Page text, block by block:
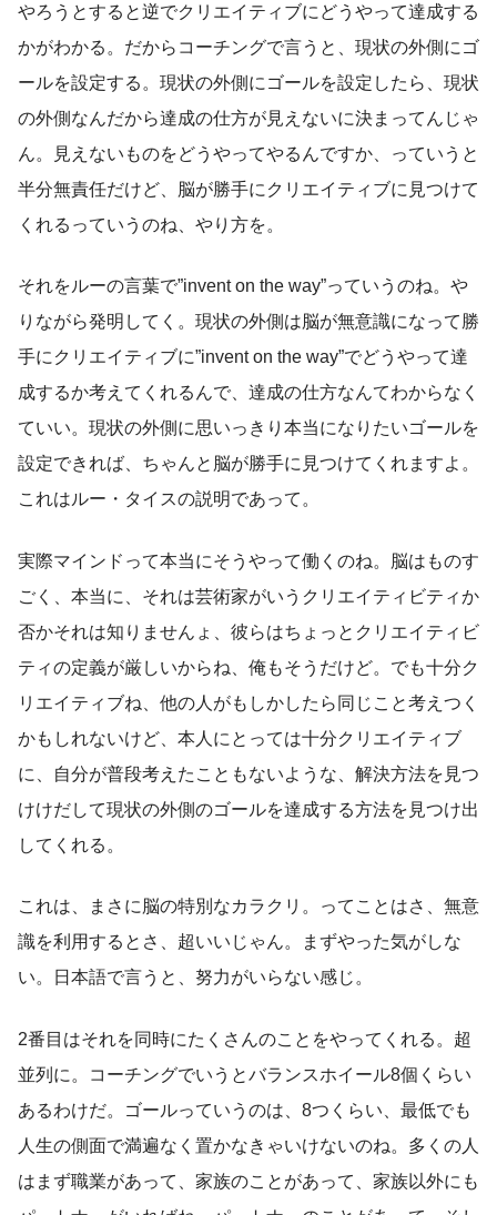
やろうとすると逆でクリエイティブにどうやって達成する
かがわかる。だからコーチングで言うと、現状の外側にゴ
ールを設定する。現状の外側にゴールを設定したら、現状
の外側なんだから達成の仕方が見えないに決まってんじゃ
ん。見えないものをどうやってやるんですか、っていうと
半分無責任だけど、脳が勝手にクリエイティブに見つけて
くれるっていうのね、やり方を。
それをルーの言葉で”invent on the way”っていうのね。や
りながら発明してく。現状の外側は脳が無意識になって勝
手にクリエイティブに”invent on the way”でどうやって達
成するか考えてくれるんで、達成の仕方なんてわからなく
ていい。現状の外側に思いっきり本当になりたいゴールを
設定できれば、ちゃんと脳が勝手に見つけてくれますよ。
これはルー・タイスの説明であって。
実際マインドって本当にそうやって働くのね。脳はものす
ごく、本当に、それは芸術家がいうクリエイティビティか
否かそれは知りませんょ、彼らはちょっとクリエイティビ
ティの定義が厳しいからね、俺もそうだけど。でも十分ク
リエイティブね、他の人がもしかしたら同じこと考えつく
かもしれないけど、本人にとっては十分クリエイティブ
に、自分が普段考えたこともないような、解決方法を見つ
けけだして現状の外側のゴールを達成する方法を見つけ出
してくれる。
これは、まさに脳の特別なカラクリ。ってことはさ、無意
識を利用するとさ、超いいじゃん。まずやった気がしな
い。日本語で言うと、努力がいらない感じ。
2番目はそれを同時にたくさんのことをやってくれる。超
並列に。コーチングでいうとバランスホイール8個くらい
あるわけだ。ゴールっていうのは、8つくらい、最低でも
人生の側面で満遍なく置かなきゃいけないのね。多くの人
はまず職業があって、家族のことがあって、家族以外にも